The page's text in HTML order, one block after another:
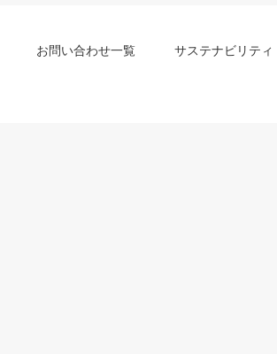
お問い合わせ一覧 サステナビリティ